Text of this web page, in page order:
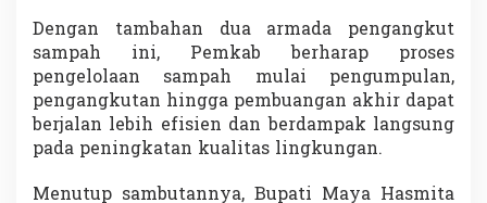
Dengan tambahan dua armada pengangkut
sampah ini, Pemkab berharap proses
pengelolaan sampah mulai pengumpulan,
pengangkutan hingga pembuangan akhir dapat
berjalan lebih efisien dan berdampak langsung
pada peningkatan kualitas lingkungan.
Menutup sambutannya, Bupati Maya Hasmita